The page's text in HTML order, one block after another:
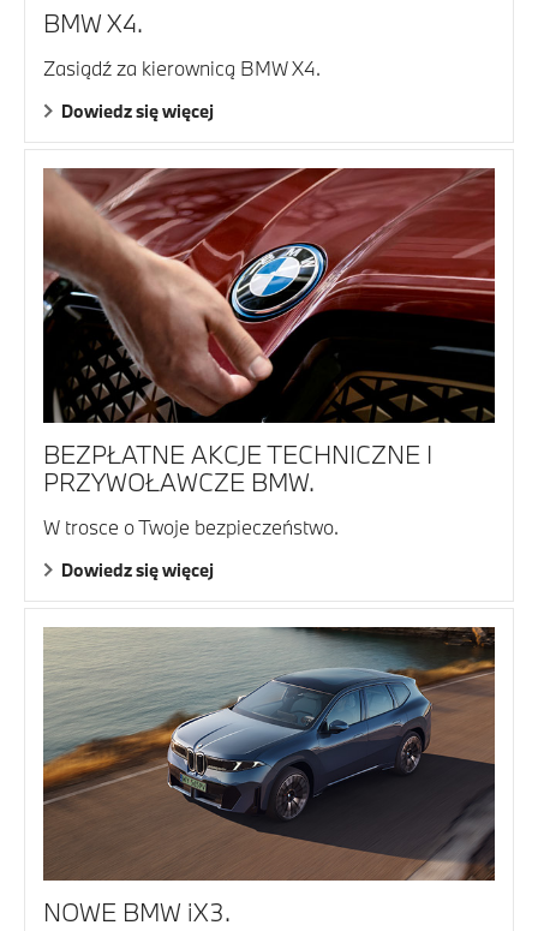
BMW X4.
Zasiądź za kierownicą BMW X4.
Dowiedz się więcej
BEZPŁATNE AKCJE TECHNICZNE I
PRZYWOŁAWCZE BMW.
W trosce o Twoje bezpieczeństwo.
Dowiedz się więcej
NOWE BMW iX3.